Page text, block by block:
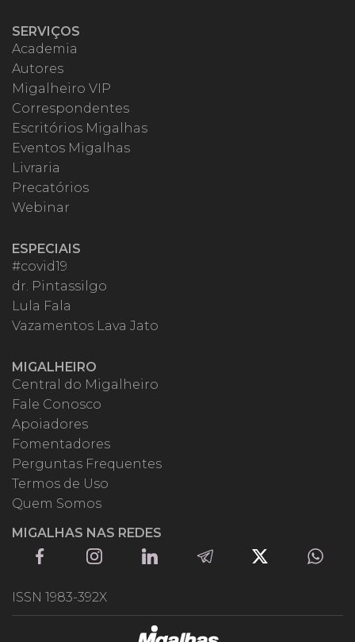
SERVIÇOS
Academia
Autores
Migalheiro VIP
Correspondentes
Escritórios Migalhas
Eventos Migalhas
Livraria
Precatórios
Webinar
ESPECIAIS
#covid19
dr. Pintassilgo
Lula Fala
Vazamentos Lava Jato
MIGALHEIRO
Central do Migalheiro
Fale Conosco
Apoiadores
Fomentadores
Perguntas Frequentes
Termos de Uso
Quem Somos
MIGALHAS NAS REDES
ISSN 1983-392X